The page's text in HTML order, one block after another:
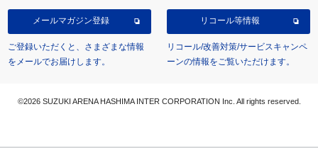
メールマガジン登録
ご登録いただくと、さまざまな情報
をメールでお届けします。
リコール等情報
リコール/改善対策/サービスキャンペ
ーンの情報をご覧いただけます。
©2026 SUZUKI ARENA HASHIMA INTER CORPORATION Inc. All rights reserved.